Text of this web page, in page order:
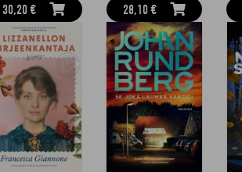
30,20 € 28,10 €